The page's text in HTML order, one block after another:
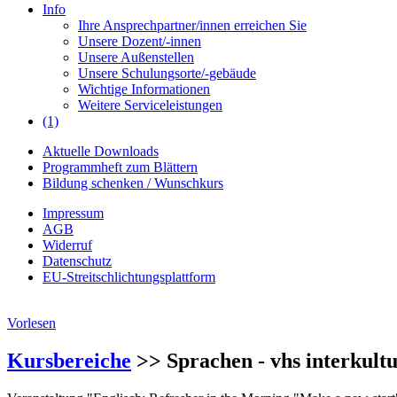
Info
Ihre Ansprechpartner/innen erreichen Sie
Unsere Dozent/-innen
Unsere Außenstellen
Unsere Schulungsorte/-gebäude
Wichtige Informationen
Weitere Serviceleistungen
(1)
Aktuelle Downloads
Programmheft zum Blättern
Bildung schenken / Wunschkurs
Impressum
AGB
Widerruf
Datenschutz
EU-Streitschlichtungsplattform
Vorlesen
Kursbereiche >> Sprachen - vhs